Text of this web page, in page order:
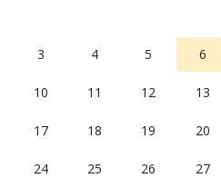
3 4 5 6
10 11 12 13
17 18 19 20
24 25 26 27